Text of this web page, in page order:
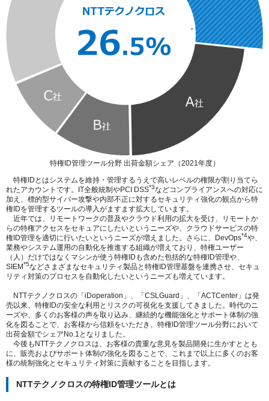
特権ID管理ツール分野 出荷金額シェア（2021年度）
特権IDとはシステムを維持・管理するうえで高いレベルの権限が割り当てら
れたアカウントです。IT全般統制やPCI DSS*3などコンプライアンスへの対応に
加え、標的型サイバー攻撃や内部不正に対するセキュリティ強化の観点から特
権IDを管理するツールの導入がますます拡大しています。
近年では、リモートワークの普及やクラウド利用の拡大を受け、リモートか
らの特権アクセスをセキュアにしたいというニーズや、クラウドサービスの特
権ID管理を適切に行いたいというニーズが増えました。さらに、DevOps*4や、
業務やシステム運用の自動化を推進する組織が増えており、特権ユーザー
（人）だけではなくマシンが使う特権IDも含めた包括的な特権ID管理や、
SIEM*5などさまざまなセキュリティ製品と特権ID管理基盤を連携させ、セキュ
リティ対策のプロセスを自動化したいというニーズも増えています。
NTTテクノクロスの「iDoperation」、「CSLGuard」、「ACTCenter」は発
売以来、特権IDの安全な利用とリスクの可視化を支援してきました。時代のニ
ーズや、多くのお客様の声を取り込み、継続的な機能強化とサポート体制の強
化を図ることで、お客様から信頼をいただき、特権ID管理ツール分野において
出荷金額でシェアNo.1となりました。
今後もNTTテクノクロスは、お客様の貴重な意見を製品開発に生かすととも
に、販売およびサポート体制の強化を図ることで、これまで以上に多くのお客
様の統制強化とセキュリティ対策に貢献することを目指します。
NTTテクノクロスの特権ID管理ツールとは